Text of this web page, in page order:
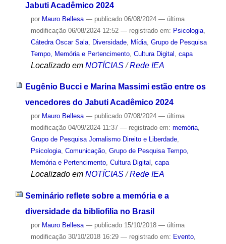
Jabuti Acadêmico 2024
por Mauro Bellesa — publicado06/08/2024 — última
modificação06/08/2024 12:52 — registrado em: Psicologia,
Cátedra Oscar Sala, Diversidade, Mídia, Grupo de Pesquisa
Tempo, Memória e Pertencimento, Cultura Digital capa
Localizado em NOTÍCIAS /Rede IEA
Eugênio Bucci e Marina Massimi estão entre os
vencedores do Jabuti Acadêmico 2024
por Mauro Bellesa — publicado07/08/2024 — última
modificação04/09/2024 11:37 — registrado em: memória,
Grupo de Pesquisa Jornalismo Direito e Liberdade,
Psicologia, Comunicação, Grupo de Pesquisa Tempo,
Memória e Pertencimento, Cultura Digital , capa
Localizado em NOTÍCIAS /Rede IEA
Seminário reflete sobre a memória e a
diversidade da bibliofilia no Brasil
por Mauro Bellesa — publicado15/10/2018 — última
modificação30/10/2018 16:29 — registrado em: Evento,